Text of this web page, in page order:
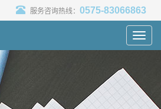
服务咨询热线： 0575-83066863